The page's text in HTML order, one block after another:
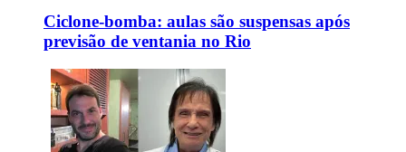
Ciclone-bomba: aulas são suspensas após
previsão de ventania no Rio